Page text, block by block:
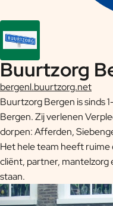
Buurtzorg
bergenl.buurtzorg.net
Buurtzorg Bergen is sinds
Bergen. Zij verlenen
dorpen: Afferden,
Het hele team heeft ruime
cliënt, partner, mantelzorg
staan.